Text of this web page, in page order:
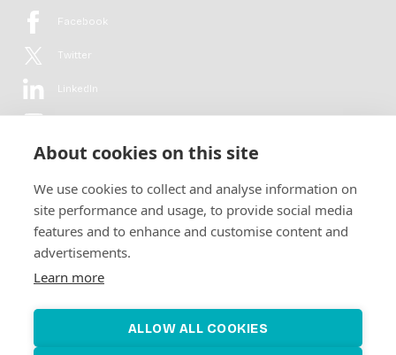
About cookies on this site
We use cookies to collect and analyse information on
site performance and usage, to provide social media
features and to enhance and customise content and
advertisements.
Learn more
ALLOW ALL COOKIES
Facebook
Twitter
LinkedIn
Flickr
Get in-depth analyses, market intelligence & insights from the rural
electrification sector in your inbox every second month.
SUBSCRIBE